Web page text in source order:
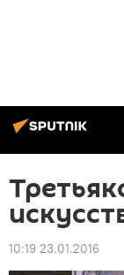
10:19 23.01.2016